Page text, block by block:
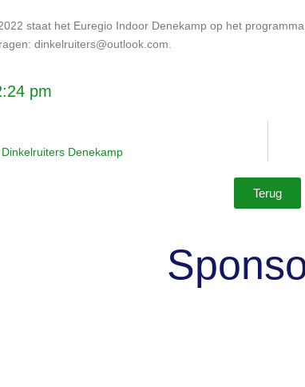
staat het Euregio Indoor Denekamp op het
dinkelruiters@outlook.com.
pm
Denekamp
Terug